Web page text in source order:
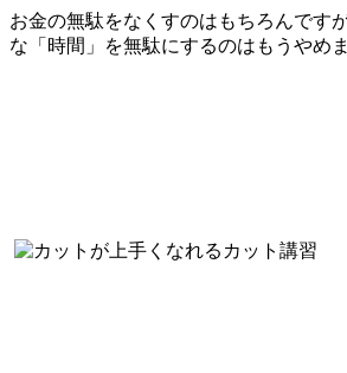
お金の無駄をなくすのはもちろんです
な「時間」を無駄にするのはもうやめ